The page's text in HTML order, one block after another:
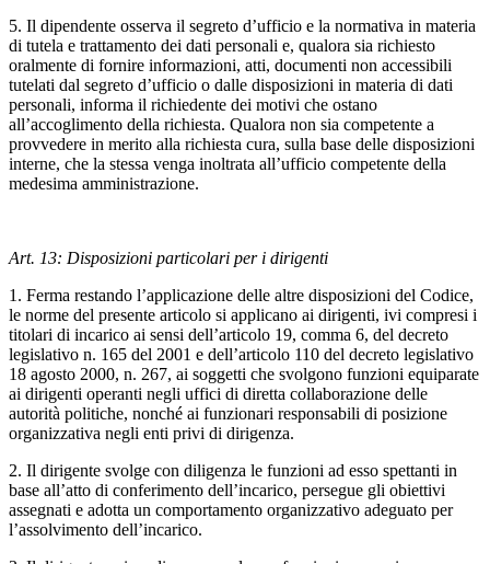
5. Il dipendente osserva il segreto d’ufficio e la normativa in materia
di tutela e trattamento dei dati personali e, qualora sia richiesto
oralmente di fornire informazioni, atti, documenti non accessibili
tutelati dal segreto d’ufficio o dalle disposizioni in materia di dati
personali, informa il richiedente dei motivi che ostano
all’accoglimento della richiesta. Qualora non sia competente a
provvedere in merito alla richiesta cura, sulla base delle disposizioni
interne, che la stessa venga inoltrata all’ufficio competente della
medesima amministrazione.
Art. 13: Disposizioni particolari per i dirigenti
1. Ferma restando l’applicazione delle altre disposizioni del Codice,
le norme del presente articolo si applicano ai dirigenti, ivi compresi i
titolari di incarico ai sensi dell’articolo 19, comma 6, del decreto
legislativo n. 165 del 2001 e dell’articolo 110 del decreto legislativo
18 agosto 2000, n. 267, ai soggetti che svolgono funzioni equiparate
ai dirigenti operanti negli uffici di diretta collaborazione delle
autorità politiche, nonché ai funzionari responsabili di posizione
organizzativa negli enti privi di dirigenza.
2. Il dirigente svolge con diligenza le funzioni ad esso spettanti in
base all’atto di conferimento dell’incarico, persegue gli obiettivi
assegnati e adotta un comportamento organizzativo adeguato per
l’assolvimento dell’incarico.